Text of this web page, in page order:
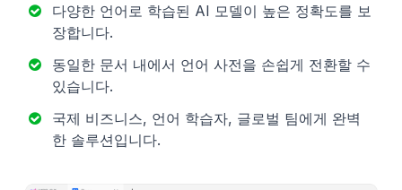
다양한 언어로 학습된 AI 모델이 높은 정확도를 보
장합니다.
동일한 문서 내에서 언어 사전을 손쉽게 전환할 수
있습니다.
국제 비즈니스, 언어 학습자, 글로벌 팀에게 완벽
한 솔루션입니다.